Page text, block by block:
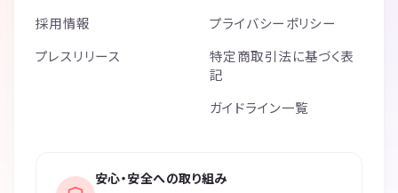
採用情報
プレスリリース
プライバシーポリシー
特定商取引法に基づく表
記
ガイドライン一覧
安心・安全への取り組み